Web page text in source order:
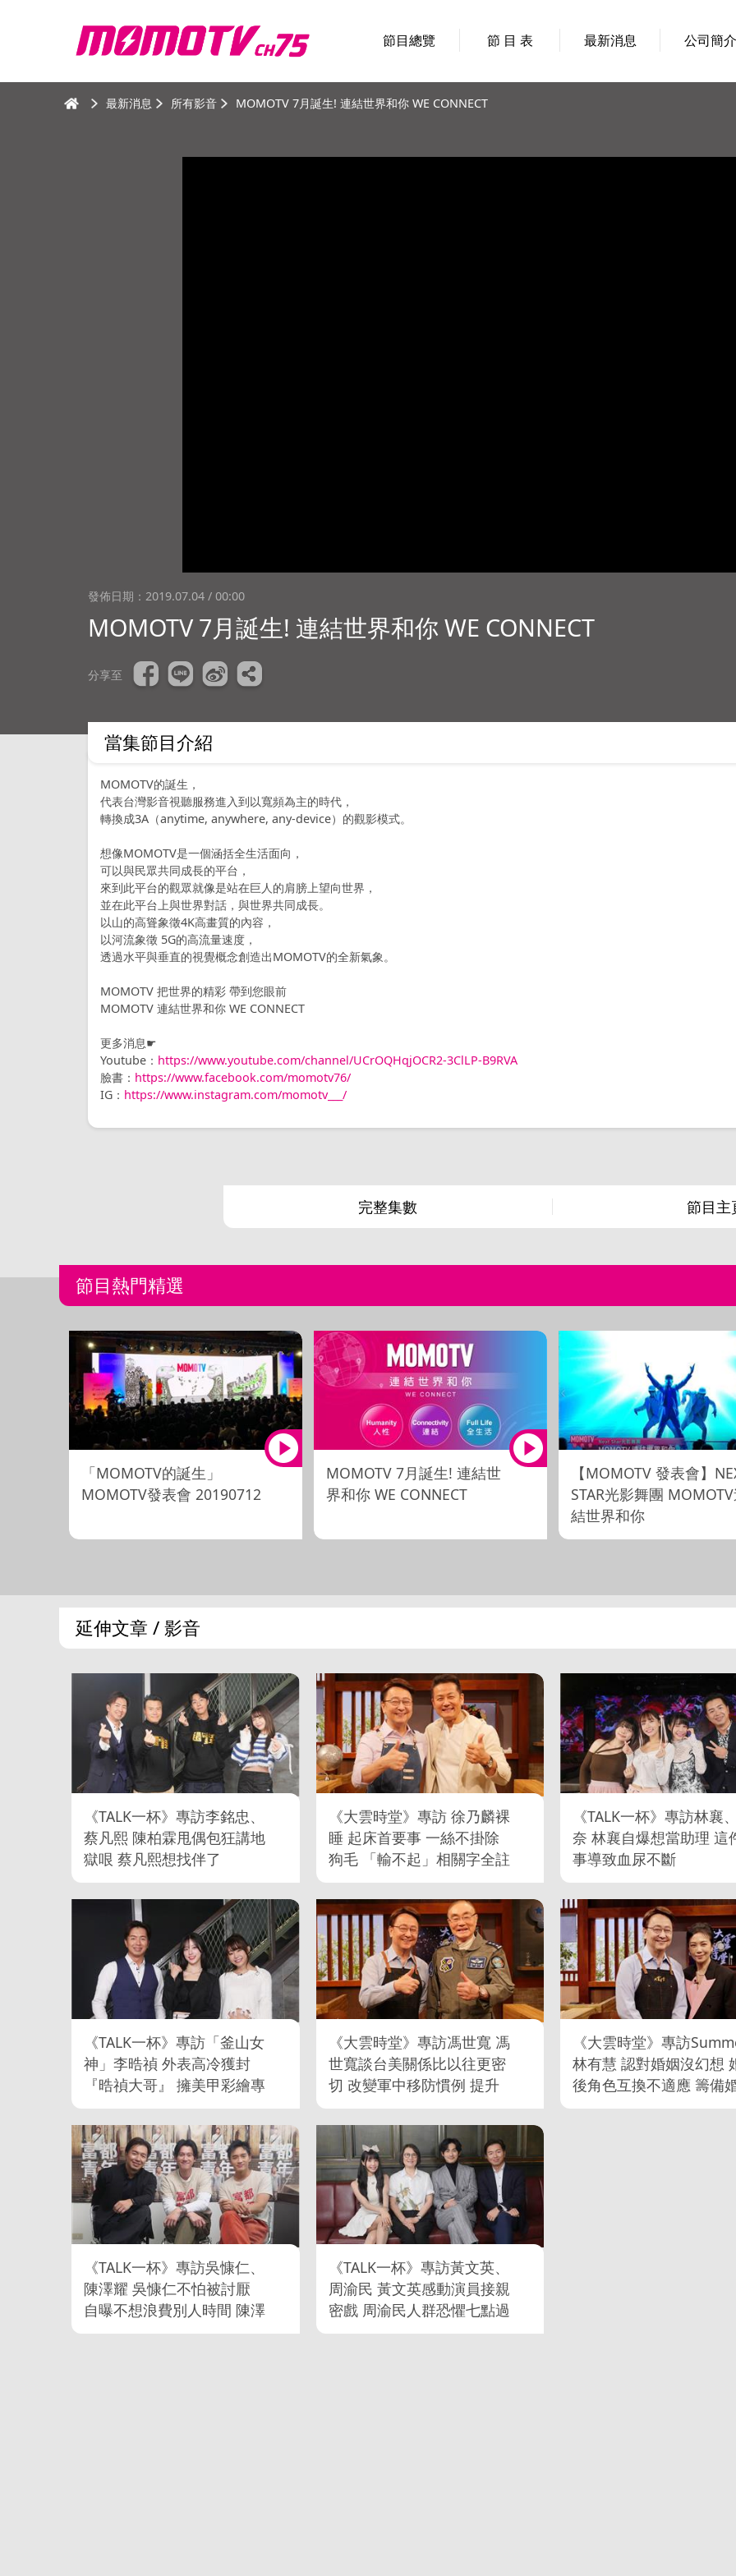
節目總覽 節 目 表 最新消息 公司簡介
最新消息 所有影音 MOMOTV 7月誕生! 連結世界和你 WE CONNECT
發佈日期： 2019.07.04 / 00:00
MOMOTV 7月誕生! 連結世界和你 WE CONNECT
分享至
當集節目介紹
MOMOTV的誕生，
代表台灣影音視聽服務進入到以寬頻為主的時代，
轉換成3A（anytime, anywhere, any-device）的觀影模式。
想像MOMOTV是一個涵括全生活面向，
可以與民眾共同成長的平台，
來到此平台的觀眾就像是站在巨人的肩膀上望向世界，
並在此平台上與世界對話，與世界共同成長。
以山的高聳象徵4K高畫質的內容，
以河流象徵 5G的高流量速度，
透過水平與垂直的視覺概念創造出MOMOTV的全新氣象。
MOMOTV 把世界的精彩 帶到您眼前
MOMOTV 連結世界和你 WE CONNECT
更多消息☛
Youtube： https://www.youtube.com/channel/UCrOQHqjOCR2-3ClLP-B9RVA
臉書： https://www.facebook.com/momotv76/
IG： https://www.instagram.com/momotv___/
完整集數 節目主
節目熱門精選
「MOMOTV的誕生」
MOMOTV發表會 20190712
MOMOTV 7月誕生! 連結世
界和你 WE CONNECT
【MOMOTV 發表會】
STAR光影舞團
結世界和你
延伸文章 / 影音
《TALK一杯》專訪李銘忠、
蔡凡熙 陳柏霖甩偶包狂講地
獄哏 蔡凡熙想找伴了
《大雲時堂》專訪 徐乃麟裸
睡 起床首要事 一絲不掛除
狗毛 「輸不起」相關字全註
冊 談父母就哽咽
《TALK一杯》專訪林襄
奈 林襄自爆想當助理 這
事導致血尿不斷
《TALK一杯》專訪「釜山女
神」李晧禎 外表高冷獲封
『晧禎大哥』 擁美甲彩繪專
長因勤儉
《大雲時堂》專訪馮世寬 馮
世寬談台美關係比以往更密
切 改變軍中移防慣例 提升
民眾對國防信心
《大雲時堂》專訪
林有慧 認對婚姻沒幻想
後角色互換不適應 籌備
超焦慮 蕭敬騰貼心安慰
《TALK一杯》專訪吳慷仁、
陳澤耀 吳慷仁不怕被討厭
自曝不想浪費別人時間 陳澤
耀親熱戲尺度超大 被大力膠
《TALK一杯》專訪黃文英、
周渝民 黃文英感動演員接親
密戲 周渝民人群恐懼七點過
後不上學